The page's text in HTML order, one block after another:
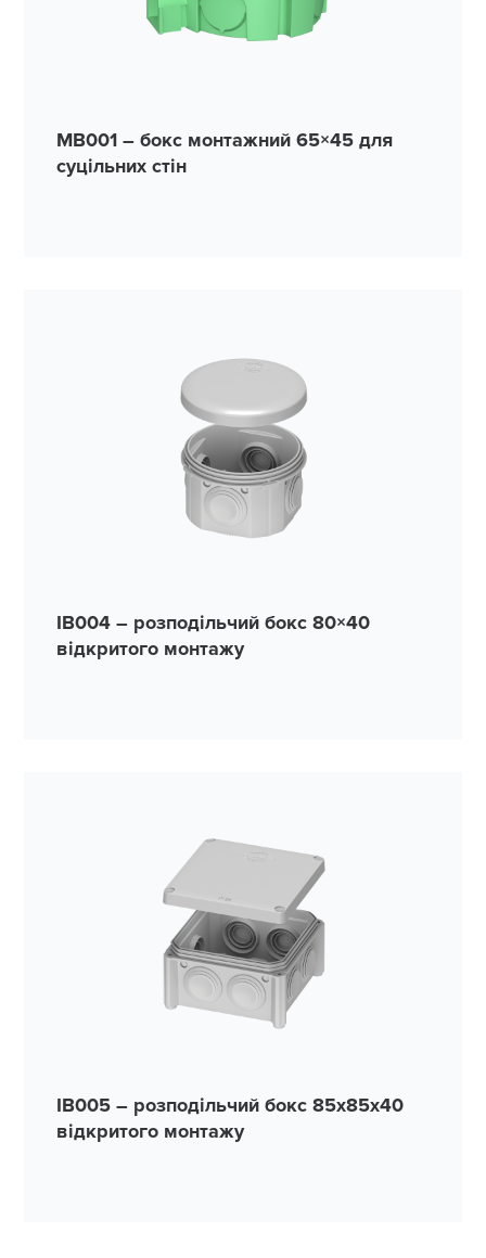
MB001 – бокс монтажний 65×45 для
суцільних стін
IB004 – розподільчий бокс 80×40
відкритого монтажу
IB005 – розподільчий бокс 85x85x40
відкритого монтажу